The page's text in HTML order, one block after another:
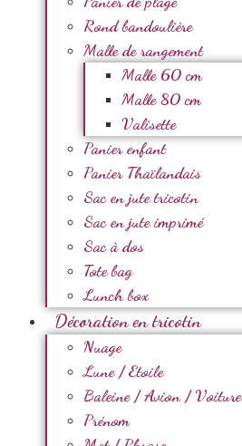
Rond bandoulière
Malle de rangement
Malle 60 cm
Malle 80 cm
Valisette
Panier enfant
Panier Thaïlandais
Sac en jute tricotin
Sac en jute imprimé
Sac à dos
Tote bag
Lunch box
Décoration en tricotin
Nuage
Lune / Etoile
Baleine / Avion / Voiture
Prénom